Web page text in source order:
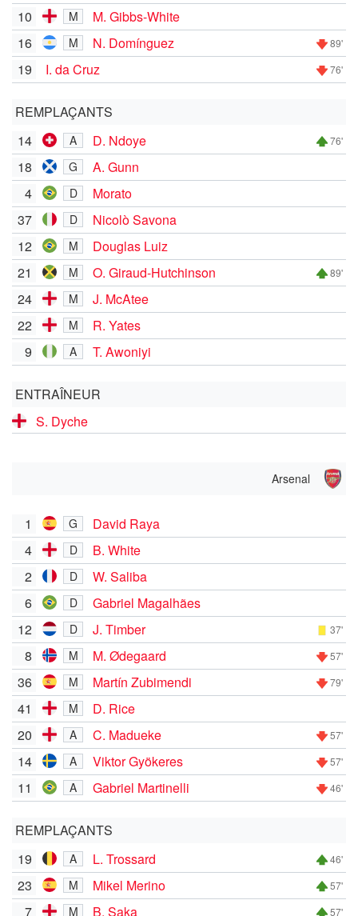
10
M
M. Gibbs-White
16
M N. Domínguez 89'
19 I. da Cruz 76'
REMPLAÇANTS
14
A D. Ndoye 76'
18 G
A. Gunn
4
D
Morato
37
D
Nicolò Savona
12
M
Douglas Luiz
21
M O. Giraud-Hutchinson 89'
24 M
J. McAtee
22
M
R. Yates
9
A T. Awoniyi
ENTRAÎNEUR
S. Dyche
Arsenal
1 G
David Raya
4
D
B. White
2
D
W. Saliba
6
D
Gabriel Magalhães
12
D J. Timber 37'
8 M M. Ødegaard 57'
36 M Martín Zubimendi 79'
41 M
D. Rice
20
A C. Madueke 57'
14 A Viktor Gyökeres 57'
11 A Gabriel Martinelli 46'
REMPLAÇANTS
19
A L. Trossard 46'
23 M Mikel Merino 57'
7 M B. Saka 57'